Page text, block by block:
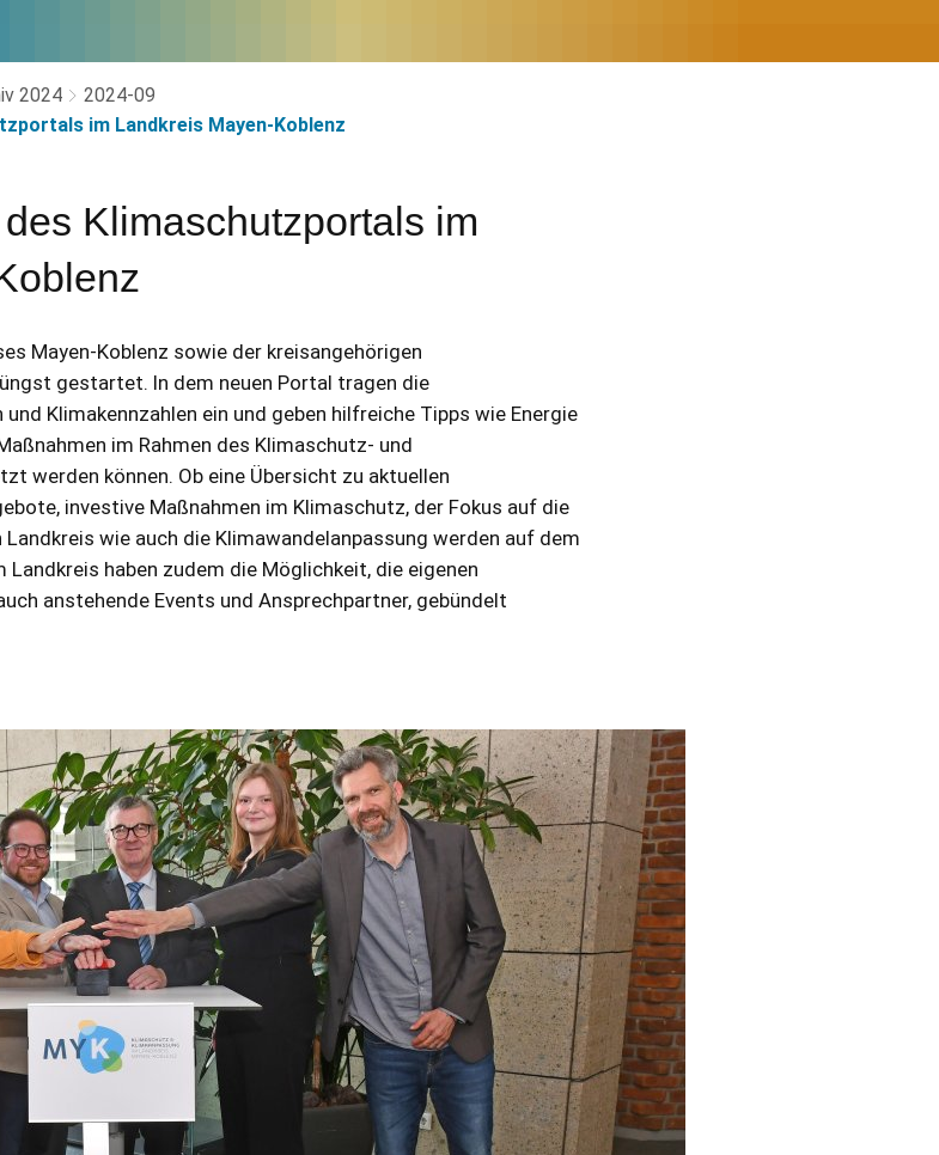
2024
2024-09
im Landkreis Mayen-Koblenz
Klimaschutzportals im
Mayen-Koblenz sowie der kreisangehörigen
gestartet. In dem neuen Portal tragen die
Klimakennzahlen ein und geben hilfreiche Tipps wie Energie
im Rahmen des Klimaschutz- und
werden können. Ob eine Übersicht zu aktuellen
investive Maßnahmen im Klimaschutz, der Fokus auf die
wie auch die Klimawandelanpassung werden auf dem
haben zudem die Möglichkeit, die eigenen
anstehende Events und Ansprechpartner, gebündelt